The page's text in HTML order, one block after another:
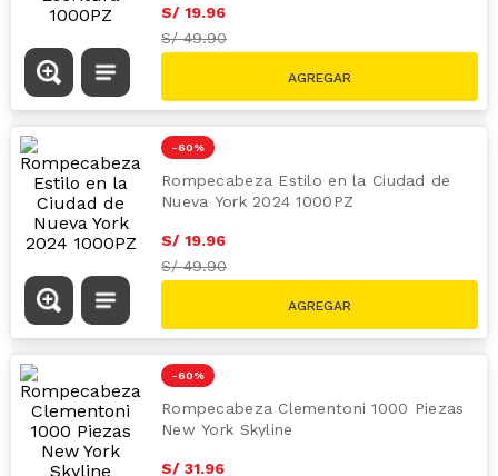
Rompecabeza más es más Libros y
S/ 19.96
S/49.90
Rompecabeza Estilo en la Ciudad de
S/ 19.96
S/49.90